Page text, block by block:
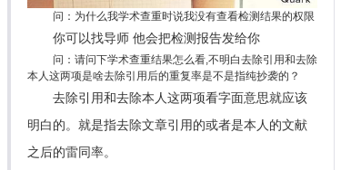
问：为什么我学术查重时说我没有查看检测结果的权限
你可以找导师 他会把检测报告发给你
问：请问下学术查重结果怎么看,不明白去除引用和去除
本人这两项是啥去除引用后的重复率是不是指纯抄袭的？
去除引用和去除本人这两项看字面意思就应该
明白的。就是指去除文章引用的或者是本人的文献
之后的雷同率。